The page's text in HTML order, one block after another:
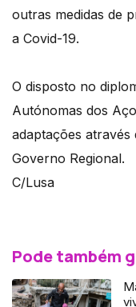
outras medidas de
a Covid-19.
O disposto no
Autónomas dos
adaptações
Governo Regional.
C/Lusa
Pode também